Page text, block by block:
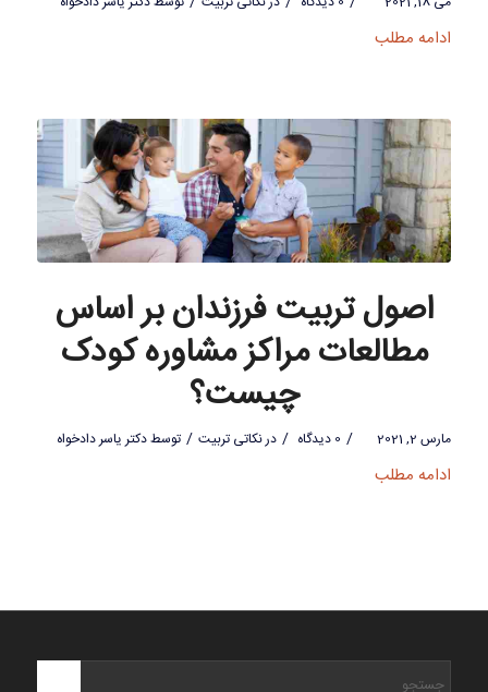
ادامه مطلب
اصول تربیت فرزندان بر اساس
مطالعات مراکز مشاوره کودک
چیست؟
مارس 2, 2021 / 0 دیدگاه / درنکاتی تربیت / توسطدکتر یاسر دادخواه
ادامه مطلب